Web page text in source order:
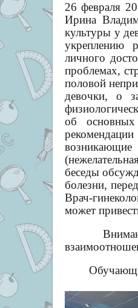
26 февраля
Ирина
культуры у
укреплению
личного
проблемах,
половой
девочки, о
об
беседы
болезни,
Врач-
может
Внимание